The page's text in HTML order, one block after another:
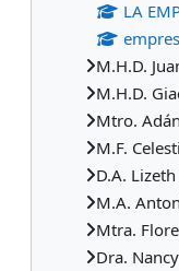
LA
M.H.D.
M.H.D.
Mtro.
M.F.
D.A.
M.A.
Mtra.
Dra.